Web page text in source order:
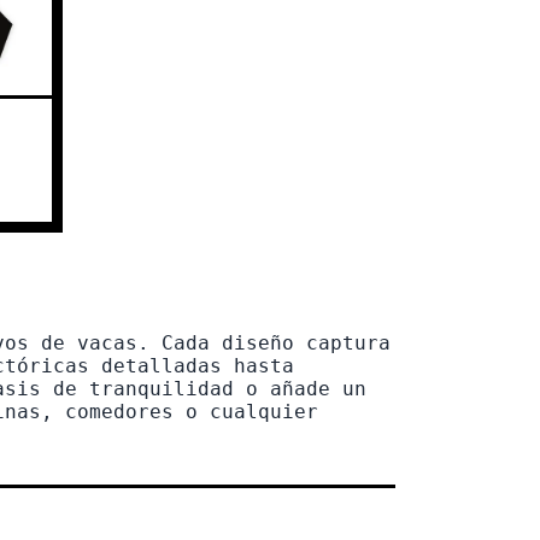
de vacas. Cada diseño captura
detalladas hasta
de tranquilidad o añade un
comedores o cualquier